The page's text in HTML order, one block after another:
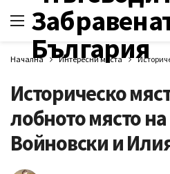
Начална Интересни места
Историческо
лобното място
Войновски и